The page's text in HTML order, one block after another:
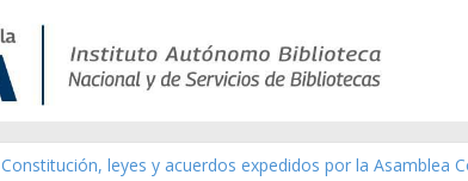
Constitución, leyes y acuerdos expedidos por la Asamblea